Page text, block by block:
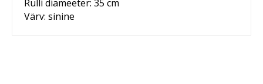
Rulli diameeter: 35 cm
Värv: sinine